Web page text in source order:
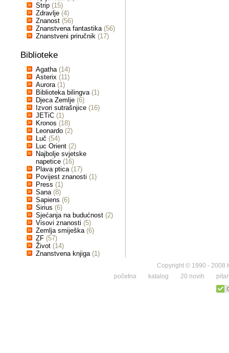
Strip (15)
Zdravlje (4)
Znanost (56)
Znanstvena fantastika (56)
Znanstveni priručnik (17)
Biblioteke
Agatha (14)
Asterix (11)
Aurora (1)
Biblioteka bilingva (1)
Djeca Zemlje (6)
Izvori sutrašnjice (16)
JETiC (1)
Kronos (18)
Leonardo (2)
Luč (54)
Luc Orient (2)
Najbolje svjetske
napetice (16)
Plava ptica (17)
Povijest znanosti (1)
Press (1)
Sana (8)
Sapiens (6)
Sirius (6)
Sjećanja na budućnost (2)
Visovi znanosti (5)
Zemlja smiješka (6)
ZF (57)
Život (14)
Znanstvena knjiga (1)
Copyright © 1990 - 2008
početna
katalog 20 novih